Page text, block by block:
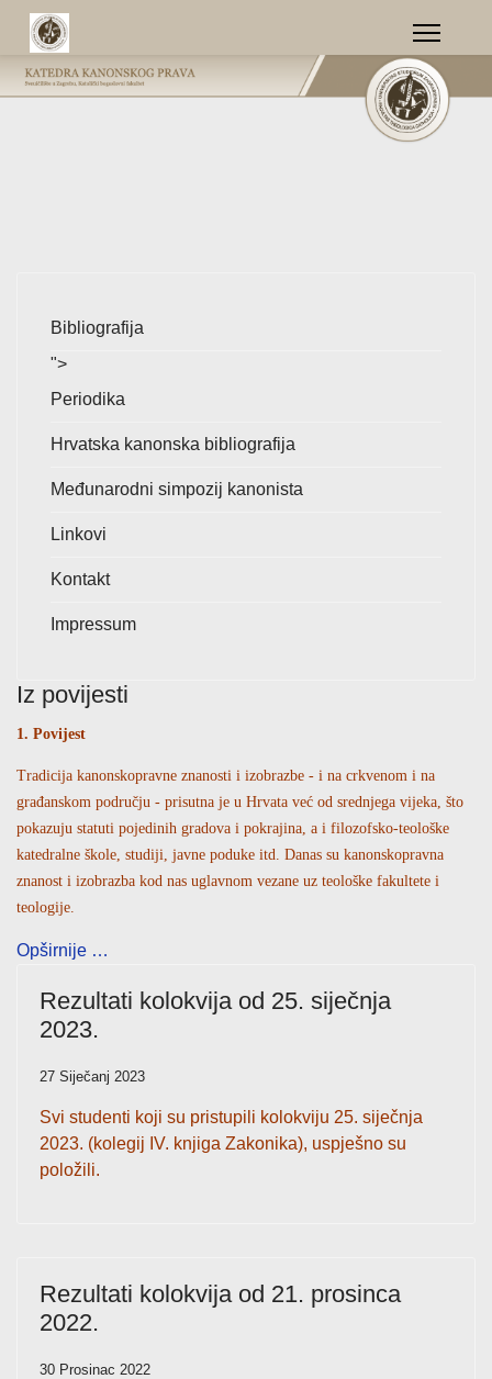
Bibliografija
">
Periodika
Hrvatska kanonska bibliografija
Međunarodni simpozij kanonista
Linkovi
Kontakt
Impressum
Iz povijesti
1. Povijest
Tradicija kanonskopravne znanosti i izobrazbe - i na crkvenom i na
građanskom području - prisutna je u Hrvata već od srednjega vijeka, što
pokazuju statuti pojedinih gradova i pokrajina, a i filozofsko-teološke
katedralne škole, studiji, javne poduke itd. Danas su kanonskopravna
znanost i izobrazba kod nas uglavnom vezane uz teološke fakultete i
teologije.
Opširnije …
Rezultati kolokvija od 25. siječnja
2023.
27 Siječanj 2023
Svi studenti koji su pristupili kolokviju 25. siječnja
2023. (kolegij IV. knjiga Zakonika), uspješno su
položili.
Rezultati kolokvija od 21. prosinca
2022.
30 Prosinac 2022